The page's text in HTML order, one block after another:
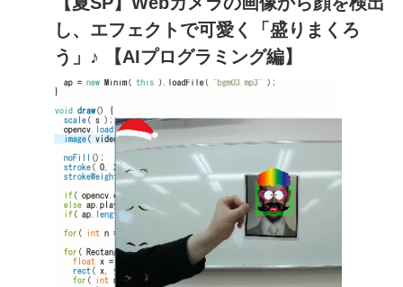
し、エフェクトで可愛く「盛りまくろ
う」♪ 【AIプログラミング編】